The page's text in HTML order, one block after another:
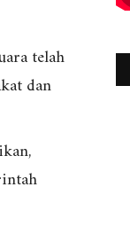
telah
dan